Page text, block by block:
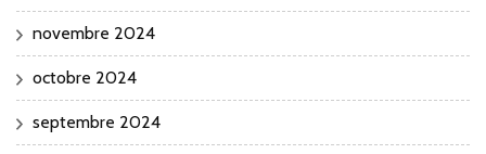
novembre 2024
octobre 2024
septembre 2024